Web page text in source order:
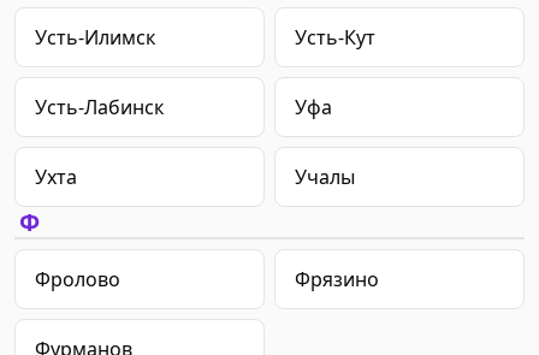
Усть-Илимск Усть-Кут
Усть-Лабинск Уфа
Ухта Учалы
Ф
Фролово Фрязино
Фурманов